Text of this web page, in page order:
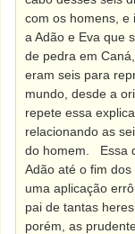
com os homens, e
a Adão e Eva que
de pedra em
eram seis para
mundo, desde a
repete essa
relacionando as
do homem.
Essa
Adão até o fim
uma aplicação
pai de tantas
porém, as